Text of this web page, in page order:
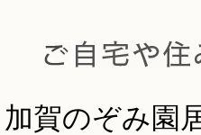
加賀のぞみ園